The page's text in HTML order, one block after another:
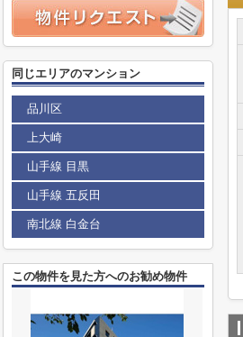
同じエリアのマンション
品川区
上大崎
山手線 目黒
山手線 五反田
南北線 白金台
この物件を見た方へのお勧め物件